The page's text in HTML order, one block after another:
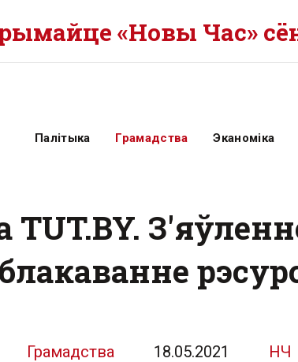
«Новы Час»
Палітыка Грамадства Эканоміка
TUT.BY.
Грамадства 18.05.2021 НЧ